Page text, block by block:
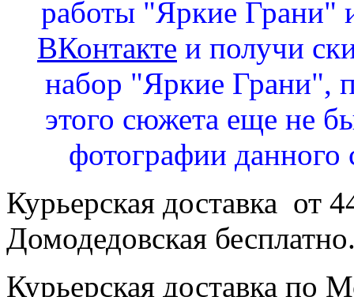
работы "Яркие Грани"
ВКонтакте и получи
набор "Яркие Грани",
этого сюжета еще не
фотографии
Курьерская доставка от
Домодедовская
Курьерская доставка по